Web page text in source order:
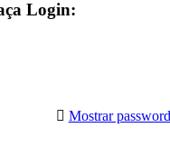
Login:
Mostrar password